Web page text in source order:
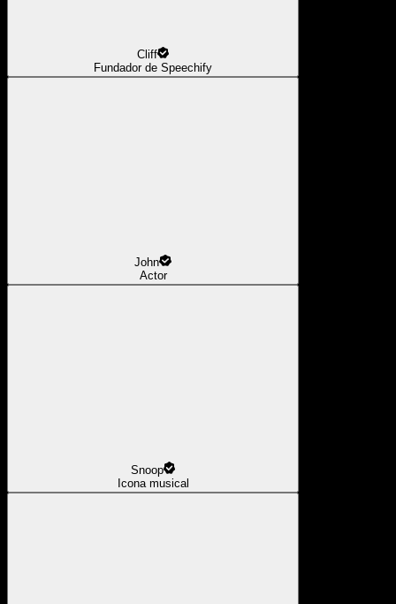
Cliff
Fundador de Speechify
John
Actor
Snoop
Icona musical